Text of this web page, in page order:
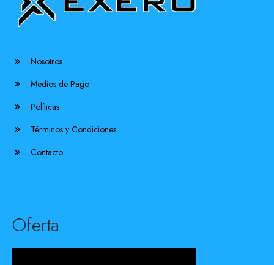
Nosotros
Medios de Pago
Políticas
Términos y Condiciones
Contacto
Oferta